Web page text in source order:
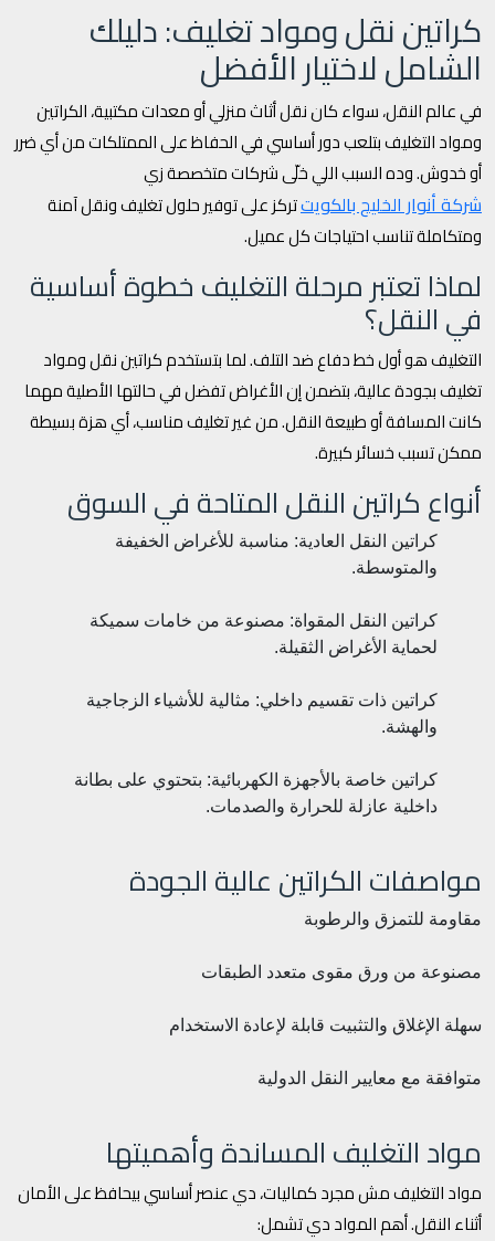
كراتين نقل ومواد تغليف: دليلك
الشامل لاختيار الأفضل
في عالم النقل، سواء كان نقل أثاث منزلي أو معدات مكتبية، الكراتين
ومواد التغليف بتلعب دور أساسي في الحفاظ على الممتلكات من أي ضرر
أو خدوش. وده السبب اللي خلّى شركات متخصصة زي
شركة أنوار الخليج بالكويتتركز على توفير حلول تغليف ونقل آمنة
ومتكاملة تناسب احتياجات كل عميل.
لماذا تعتبر مرحلة التغليف خطوة أساسية
في النقل؟
التغليف هو أول خط دفاع ضد التلف. لما بتستخدم كراتين نقل ومواد
تغليف بجودة عالية، بتضمن إن الأغراض تفضل في حالتها الأصلية مهما
كانت المسافة أو طبيعة النقل. من غير تغليف مناسب، أي هزة بسيطة
ممكن تسبب خسائر كبيرة.
أنواع كراتين النقل المتاحة في السوق
كراتين النقل العادية: مناسبة للأغراض الخفيفة
والمتوسطة.
كراتين النقل المقواة: مصنوعة من خامات سميكة
لحماية الأغراض الثقيلة.
كراتين ذات تقسيم داخلي: مثالية للأشياء الزجاجية
والهشة.
كراتين خاصة بالأجهزة الكهربائية: بتحتوي على بطانة
داخلية عازلة للحرارة والصدمات.
مواصفات الكراتين عالية الجودة
مقاومة للتمزق والرطوبة
مصنوعة من ورق مقوى متعدد الطبقات
سهلة الإغلاق والتثبيت قابلة لإعادة الاستخدام
متوافقة مع معايير النقل الدولية
مواد التغليف المساندة وأهميتها
مواد التغليف مش مجرد كماليات، دي عنصر أساسي بيحافظ على الأمان
أثناء النقل. أهم المواد دي تشمل: